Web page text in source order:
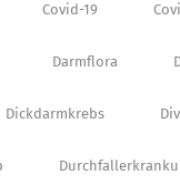
Covid-19
Darmflora
Dickdarmkrebs